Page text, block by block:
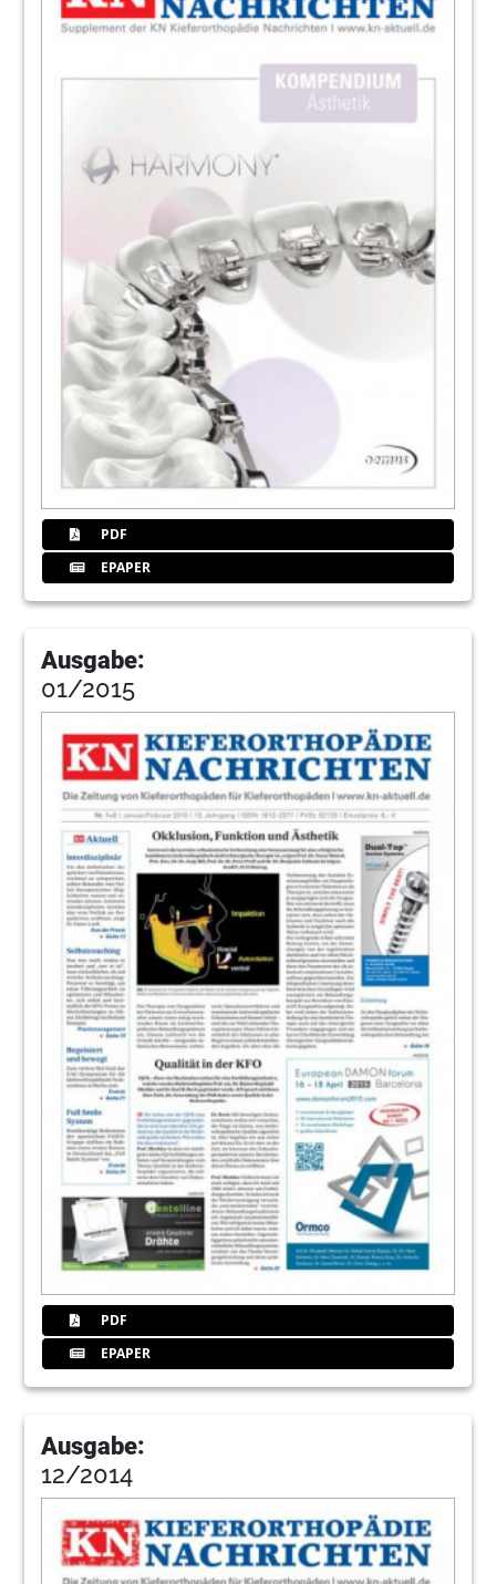
PDF
EPAPER
Ausgabe:
01/2015
PDF
EPAPER
Ausgabe:
12/2014